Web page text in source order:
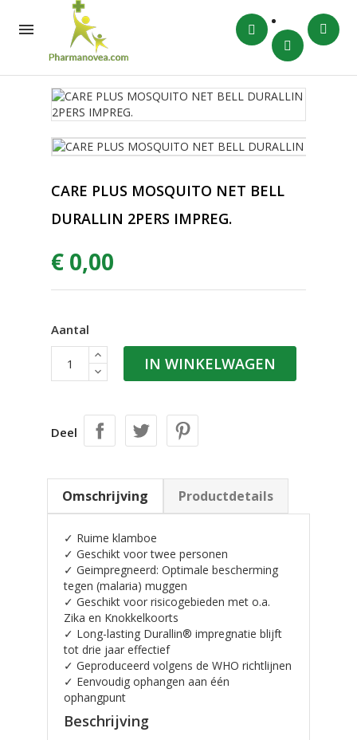

CARE PLUS MOSQUITO NET BELL
DURALLIN 2PERS IMPREG.
€ 0,00
Aantal
IN WINKELWAGEN
Deel
Omschrijving Productdetails
✓ Ruime klamboe
✓ Geschikt voor twee personen
✓ Geimpregneerd: Optimale bescherming
tegen (malaria) muggen
✓ Geschikt voor risicogebieden met o.a.
Zika en Knokkelkoorts
✓ Long-lasting Durallin® impregnatie blijft
tot drie jaar effectief
✓ Geproduceerd volgens de WHO richtlijnen
✓ Eenvoudig ophangen aan één
ophangpunt
Beschrijving